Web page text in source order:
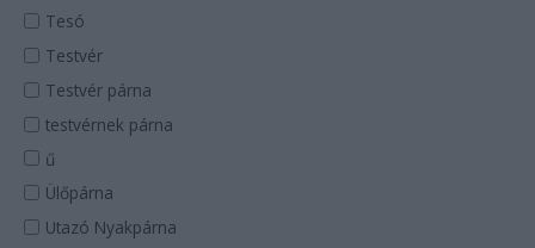
Tesó
Testvér
Testvér párna
testvérnek párna
ű
Ülőpárna
Utazó Nyakpárna